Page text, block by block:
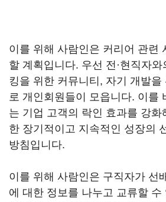
이를 위해 사람인은 커리어 관련
할 계획입니다. 우선 전·현직자와
킹을 위한 커뮤니티, 자기 개발을
로 개인회원들이 모읍니다. 이를
는 기업 고객의 락인 효과를 강화
한 장기적이고 지속적인 성장의
방침입니다.
이를 위해 사람인은 구직자가 선
에 대한 정보를 나누고 교류할 수